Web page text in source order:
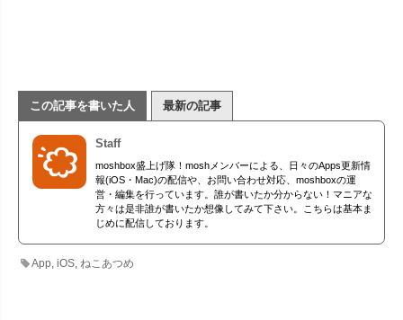
この記事を書いた人 最新の記事
Staff
moshbox盛上げ隊！moshメンバーによる、日々のApps更新情
報(iOS・Mac)の配信や、お問い合わせ対応、moshboxの運
営・編集を行っています。誰が書いたか分からない！マニアな
方々は是非誰が書いたか想像してみて下さい。こちらは基本ま
じめに配信しております。
App ,iOS ねこあつめ